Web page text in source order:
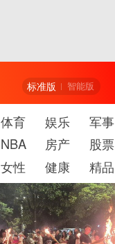
标准版 智能版
体育 娱乐 军事
NBA 房产 股票
女性 健康 精品